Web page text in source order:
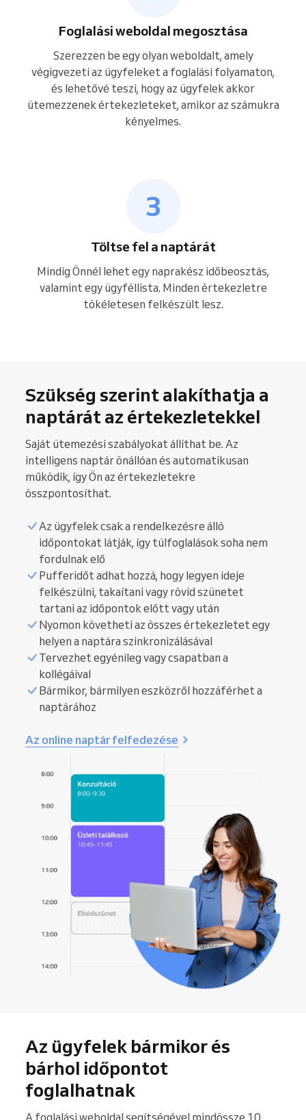
Foglalási weboldal megosztása
Szerezzen be egy olyan weboldalt, amely
végigvezeti az ügyfeleket a foglalási folyamaton,
és lehetővé teszi, hogy az ügyfelek akkor
ütemezzenek értekezleteket, amikor az számukra
kényelmes.
Töltse fel a naptárát
Mindig Önnél lehet egy naprakész időbeosztás,
valamint egy ügyféllista. Minden értekezletre
tökéletesen felkészült lesz.
Szükség szerint alakíthatja a
naptárát az értekezletekkel
Saját ütemezési szabályokat állíthat be. Az
intelligens naptár önállóan és automatikusan
működik, így Ön az értekezletekre
összpontosíthat.
Az ügyfelek csak a rendelkezésre álló
időpontokat látják, így túlfoglalások soha nem
fordulnak elő
Pufferidőt adhat hozzá, hogy legyen ideje
felkészülni, takaítani vagy rövid szünetet
tartani az időpontok előtt vagy után
Nyomon követheti az összes értekezletet egy
helyen a naptára szinkronizálásával
Tervezhet egyénileg vagy csapatban a
kollégáival
Bármikor, bármilyen eszközről hozzáférhet a
naptárához
Az online naptár felfedezése
Az ügyfelek bármikor és
bárhol időpontot
foglalhatnak
A foglalási weboldal segítségével mindössze 10